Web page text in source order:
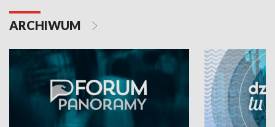
ARCHIWUM